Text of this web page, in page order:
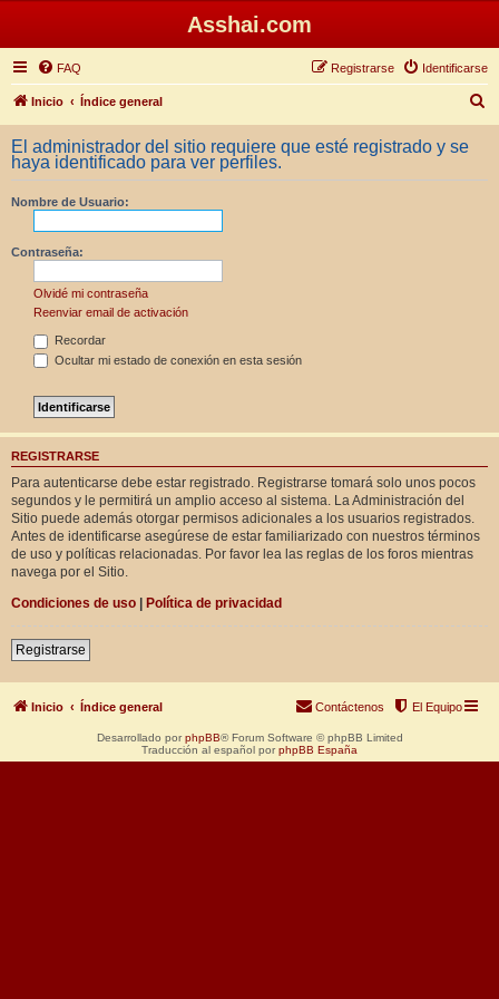
Asshai.com
FAQ Identificarse
Registrarse
Inicio Índice general
u
c
El administrador del sitio requiere que esté registrado y se
haya identificado para ver perfiles.
Nombre de Usuario:
Contraseña:
Olvidé mi contraseña
Reenviar email de activación
Recordar
Ocultar mi estado de conexión en esta sesión
REGISTRARSE
Para autenticarse debe estar registrado. Registrarse tomará solo unos pocos
segundos y le permitirá un amplio acceso al sistema. La Administración del
Sitio puede además otorgar permisos adicionales a los usuarios registrados.
Antes de identificarse asegúrese de estar familiarizado con nuestros términos
de uso y políticas relacionadas. Por favor lea las reglas de los foros mientras
navega por el Sitio.
Condiciones de uso | Política de privacidad
Registrarse
Inicio Índice general El Equipo
Contáctenos
Desarrollado por phpBB® Forum Software © phpBB Limited
Traducción al español por phpBB España